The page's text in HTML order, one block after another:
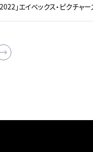
」エイベックス・ピクチャ